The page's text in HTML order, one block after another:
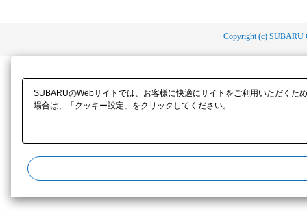
Copyright (c) SUBARU
SUBARUのWebサイトでは、お客様に快適にサイトをご利用いただく
場合は、「クッキー設定」をクリックしてください。​